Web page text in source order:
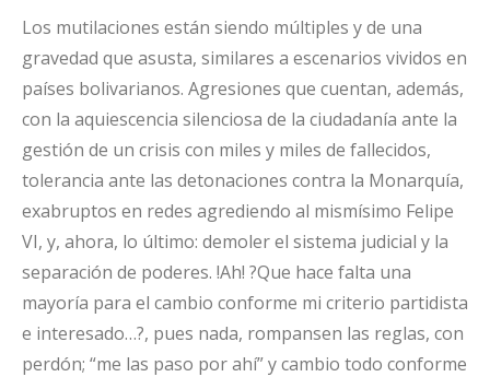
Los mutilaciones están siendo múltiples y de una
gravedad que asusta, similares a escenarios vividos en
países bolivarianos. Agresiones que cuentan, además,
con la aquiescencia silenciosa de la ciudadanía ante la
gestión de un crisis con miles y miles de fallecidos,
tolerancia ante las detonaciones contra la Monarquía,
exabruptos en redes agrediendo al mismísimo Felipe
VI, y, ahora, lo último: demoler el sistema judicial y la
separación de poderes. !Ah! ?Que hace falta una
mayoría para el cambio conforme mi criterio partidista
e interesado…?, pues nada, rompansen las reglas, con
perdón; “me las paso por ahí” y cambio todo conforme